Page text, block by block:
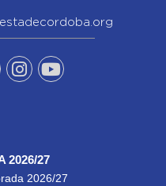
2026/27
2026/27